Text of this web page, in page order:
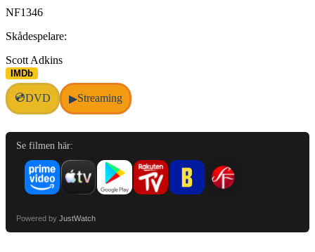
NF1346
Skådespelare:
Scott Adkins
IMDb
💿DVD ▶Streaming
Se filmen här:
Powered by JustWatch